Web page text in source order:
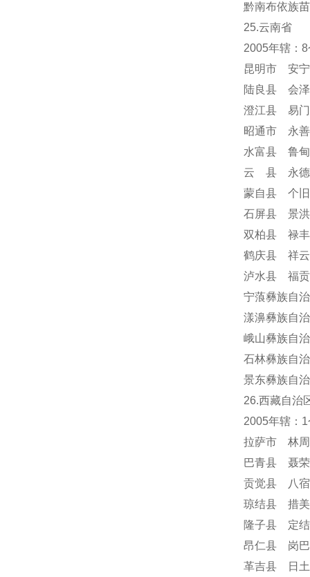
黔南布依族
25.云南省
2005年辖：
昆明市 安
陆良县 会
澄江县 易
昭通市 永
水富县 鲁
云 县 永德
蒙自县 个
石屏县 景
双柏县 禄
鹤庆县 祥
泸水县 福
宁蒗彝族自
漾濞彝族自
峨山彝族自
石林彝族自
景东彝族自
26.西藏自治
2005年辖：
拉萨市 林
巴青县 聂
贡觉县 八
琼结县 措
隆子县 定
昂仁县 岗
革吉县 日